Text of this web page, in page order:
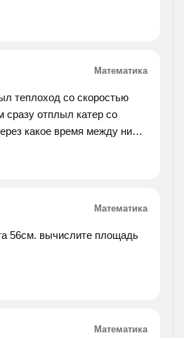
15 мин.
Математика
теплоход со скоростью
сразу отплыл катер со
какое время между ними
Математика
56см. вычислите площадь
Математика